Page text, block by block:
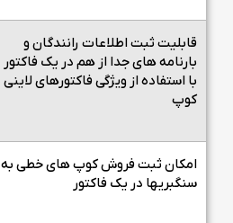
قابلیت ثبت اطلاعات رانندگان و
بارنامه های جدا از هم در یک فاکتور
با استفاده از ویژگی فاکتورهای لاینی
کوپ
امکان ثبت فروش کوپ های خطی به
سنگبریها در یک فاکتور